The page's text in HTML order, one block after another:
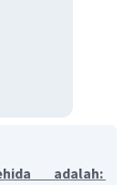
adalah: